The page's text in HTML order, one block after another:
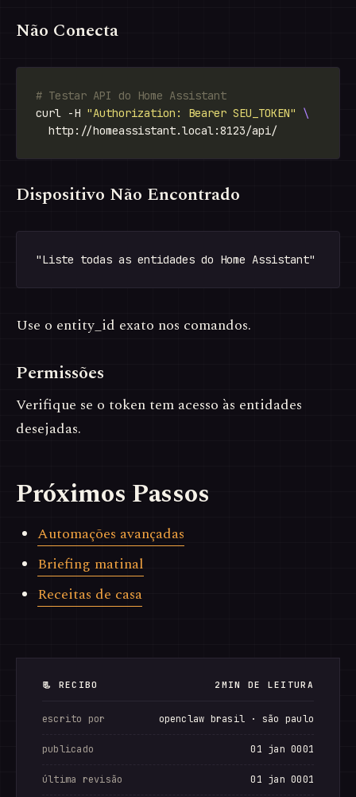
Não Conecta
# Testar API do Home Assistant
curl -H "Authorization: Bearer SEU_TOKEN"
Dispositivo Não Encontrado
Use o entity_id exato nos comandos.
Permissões
Verifique se o token tem acesso às entidades
desejadas.
Próximos Passos
Automações avançadas
Briefing matinal
Receitas de casa
📃 RECIBO 2MIN DE LEITURA
escrito por openclaw brasil · são paulo
publicado 01 jan 0001
última revisão 01 jan 0001